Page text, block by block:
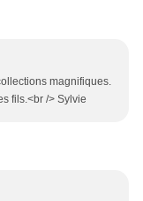
magnifiques.
fils.<br /> Sylvie